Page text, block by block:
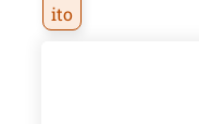
ito